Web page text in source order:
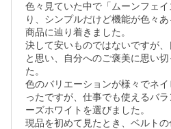
色々見ていた中で「ムーンフェ
り、シンプルだけど機能が色々
商品に辿り着きました。
決して安いものではないですが
と思い、自分へのご褒美に思い
た。
色のバリエーションが様々でネ
ったですが、仕事でも使えるバ
ーズホワイトを選びました。
現品を初めて見たとき、ベルト